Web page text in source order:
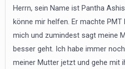
Herrn, sein Name ist Pantha
könne mir helfen. Er machte
mich und zumindest sagt meine
besser geht. Ich habe immer
meiner Mutter jetzt und gehe mit